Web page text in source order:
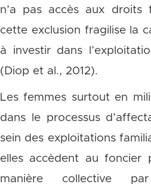
n’a pas accès aux droits
cette exclusion fragilise la
à investir dans
(Diop et al., 2012).
Les femmes surtout en
dans le processus
sein des exploitations
elles accèdent au foncier
manière collective